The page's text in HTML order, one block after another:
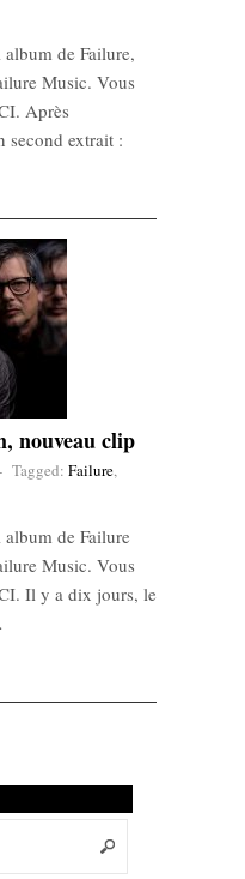
de Failure,
Music. Vous
Après
extrait :
nouveau clip
Tagged: Failure,
de Failure
Music. Vous
Il y a dix jours, le